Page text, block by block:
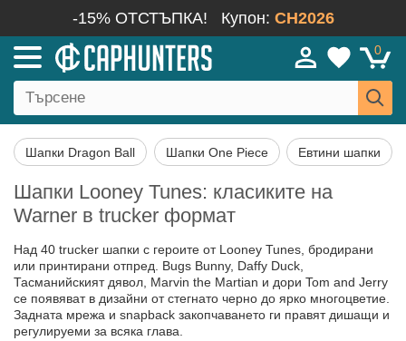
-15% ОТСТЪПКА! Купон: CH2026
0
Шапки Dragon Ball Шапки One Piece Евтини шапки
Шапки Looney Tunes: класиките на
Warner в trucker формат
Над 40 trucker шапки с героите от Looney Tunes, бродирани
или принтирани отпред. Bugs Bunny, Daffy Duck,
Тасманийският дявол, Marvin the Martian и дори Tom and Jerry
се появяват в дизайни от стегнато черно до ярко многоцветие.
Задната мрежа и snapback закопчаването ги правят дишащи и
регулируеми за всяка глава.